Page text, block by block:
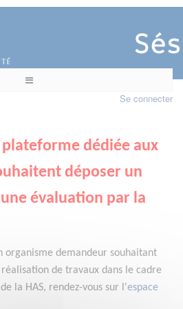
Se connecter
dédiée aux
déposer un
évaluation par la
organisme demandeur souhaitant
de travaux dans le cadre
la HAS, rendez-vous sur l'espace